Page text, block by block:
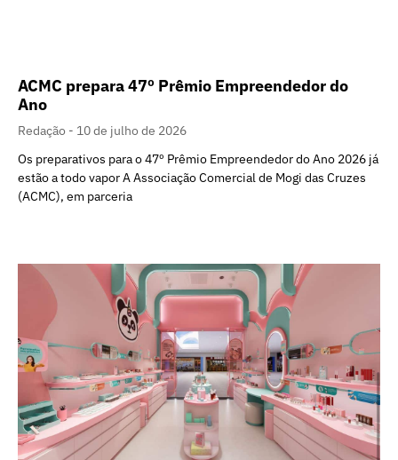
ACMC prepara 47º Prêmio Empreendedor do
Ano
Redação
10 de julho de 2026
Os preparativos para o 47º Prêmio Empreendedor do Ano 2026 já
estão a todo vapor A Associação Comercial de Mogi das Cruzes
(ACMC), em parceria